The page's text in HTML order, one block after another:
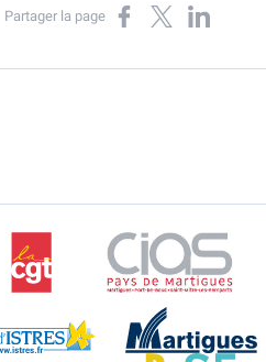
Partager la page Partager sur Facebook
Partager sur XPartager sur
CIAS